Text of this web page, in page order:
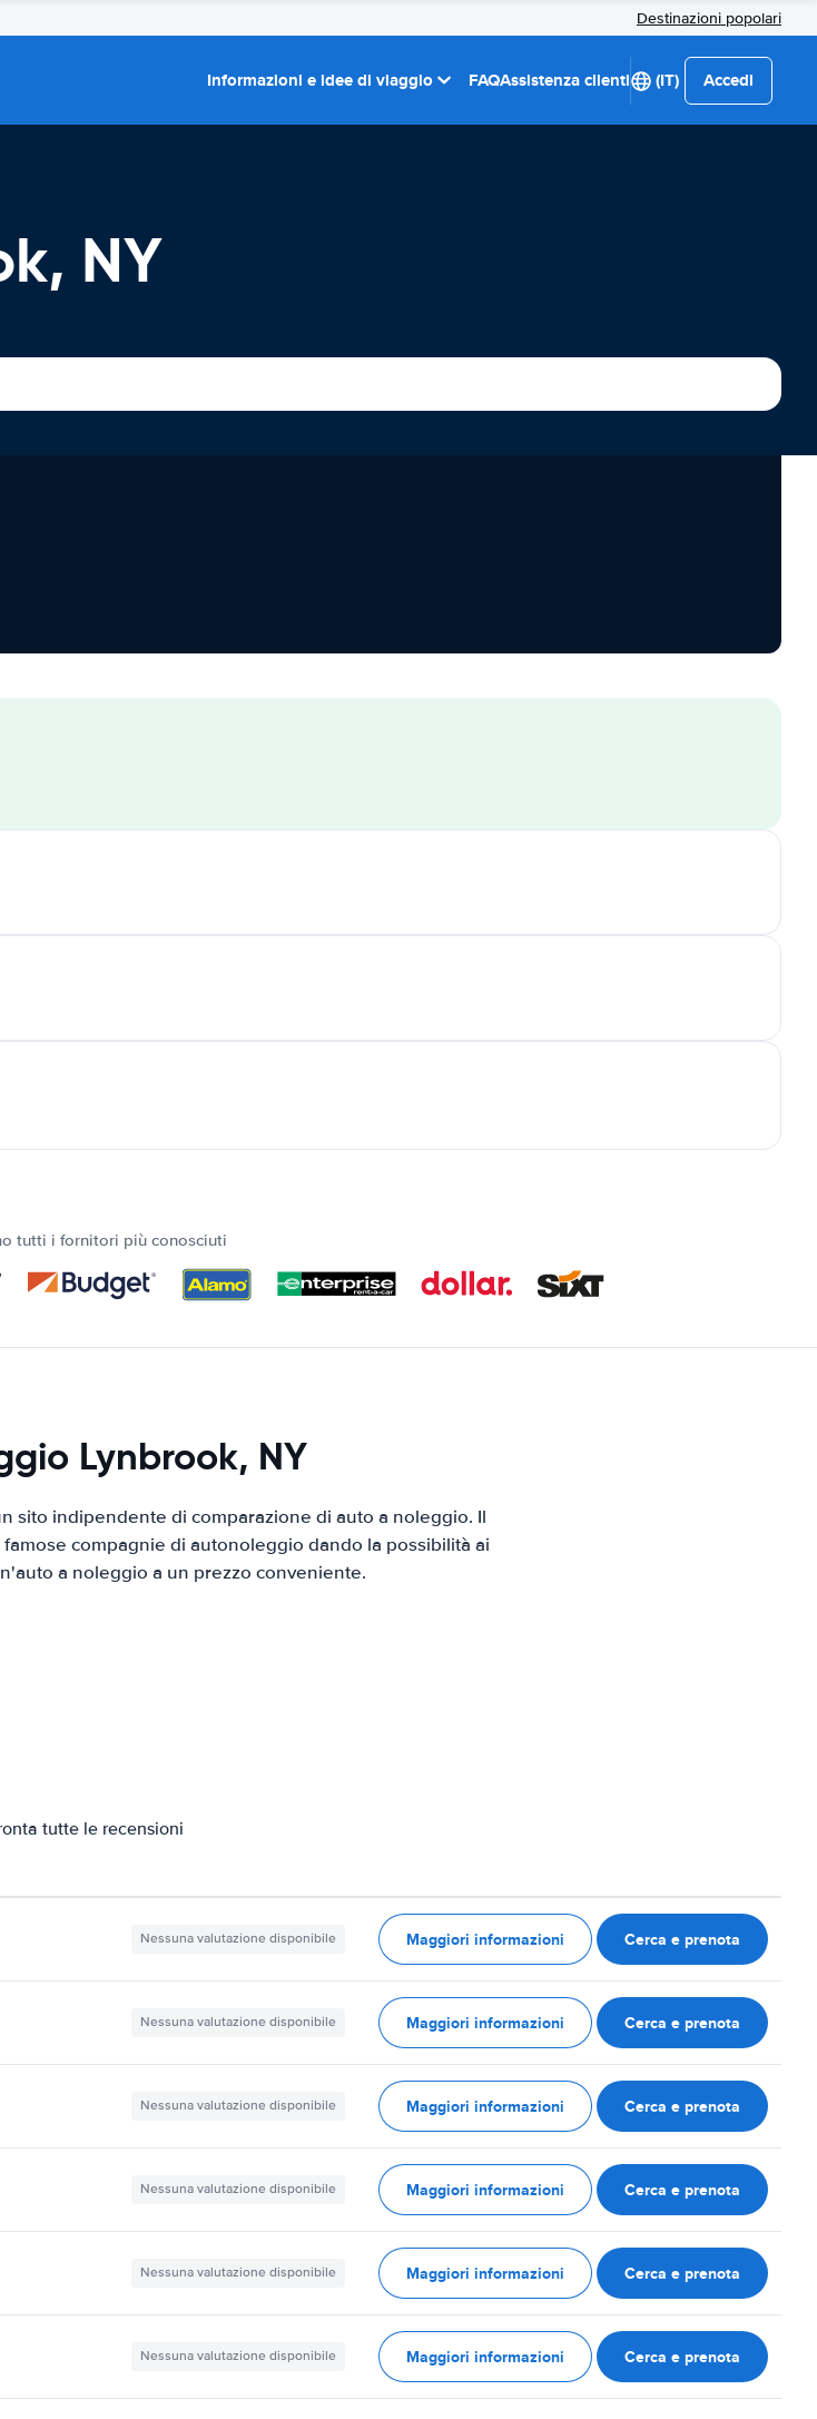
Destinazioni popolari
Informazioni e idee di viaggio FAQAssistenza clienti (IT) Accedi
NY
tutti i fornitori più conosciuti
Lynbrook, NY
sito indipendente di comparazione di auto a noleggio. Il
compagnie di autonoleggio dando la possibilità ai
a noleggio a un prezzo conveniente.
tutte le recensioni
Nessuna valutazione disponibile Maggiori informazioni Cerca e prenota
Nessuna valutazione disponibile Maggiori informazioni Cerca e prenota
Nessuna valutazione disponibile Maggiori informazioni Cerca e prenota
Nessuna valutazione disponibile Maggiori informazioni Cerca e prenota
Nessuna valutazione disponibile Maggiori informazioni Cerca e prenota
Nessuna valutazione disponibile Maggiori informazioni Cerca e prenota